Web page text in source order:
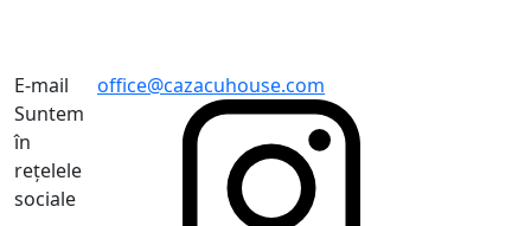
E-mail
office@cazacuhouse.com
Suntem
în
rețelele
sociale